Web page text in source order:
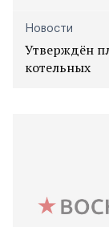
Новости
Утверждён
котельных